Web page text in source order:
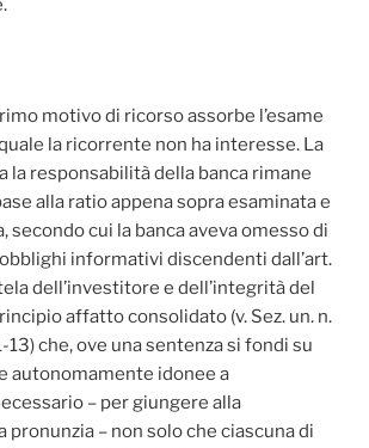
motivo di ricorso assorbe l’esame
la ricorrente non ha interesse. La
la responsabilità della banca rimane
alla ratio appena sopra esaminata e
secondo cui la banca aveva omesso di
informativi discendenti dall’art.
dell’investitore e dell’integrità del
affatto consolidato (v. Sez. un. n.
che, ove una sentenza si fondi su
autonomamente idonee a
– per giungere alla
pronunzia – non solo che ciascuna di